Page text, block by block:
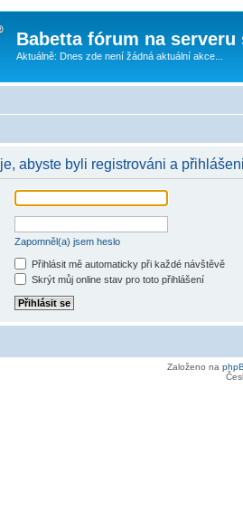
Babetta fórum na serveru
Aktuálně: Dnes zde není žádná aktuální akce...
abyste byli registrováni a
Zapomněl(a) jsem heslo
Přihlásit mě automaticky při každé návštěvě
Skrýt můj online stav pro toto přihlášení
Založeno na